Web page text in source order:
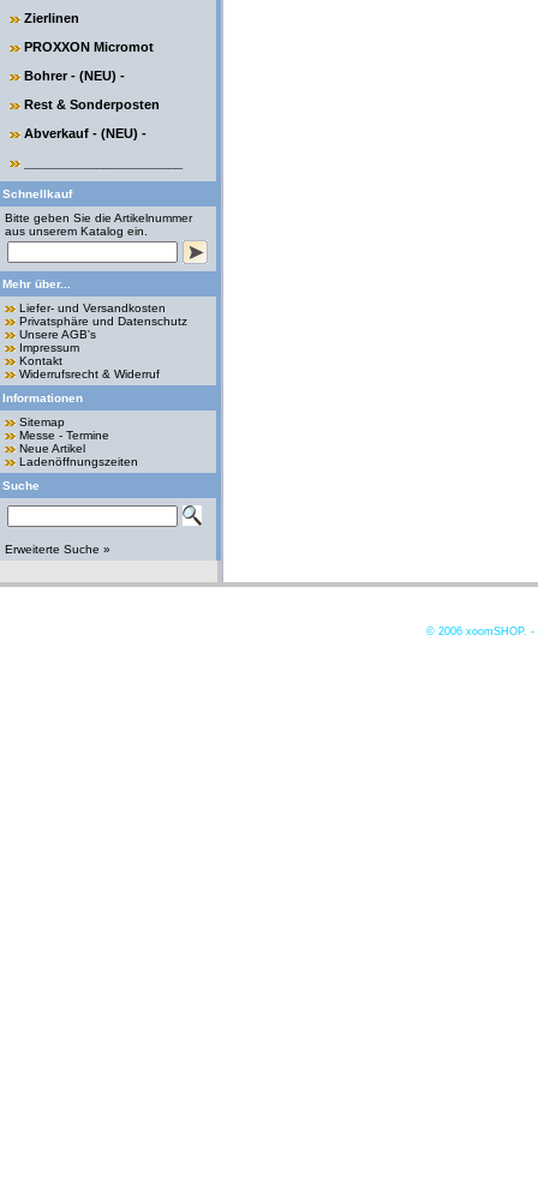
Zierlinen
PROXXON Micromot
Bohrer - (NEU) -
Rest & Sonderposten
Abverkauf - (NEU) -
Schnellkauf
Bitte geben Sie die Artikelnummer
aus unserem Katalog ein.
Mehr über...
Liefer- und Versandkosten
Privatsphäre und Datenschutz
Unsere AGB's
Impressum
Kontakt
Widerrufsrecht & Widerruf
Informationen
Sitemap
Messe - Termine
Neue Artikel
Ladenöffnungszeiten
Suche
Erweiterte Suche »
© 2006 xoomSHOP. -